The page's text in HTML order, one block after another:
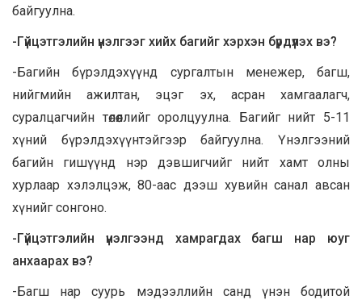
байгуулна.
-Гүйцэтгэлийн үнэлгээг хийх багийг хэрхэн бүрдүүлэх вэ?
-Багийн бүрэлдэхүүнд сургалтын менежер, багш,
нийгмийн ажилтан, эцэг эх, асран хамгаалагч,
суралцагчийн төлөөллийг оролцуулна. Багийг нийт 5-11
хүний бүрэлдэхүүнтэйгээр байгуулна. Үнэлгээний
багийн гишүүнд нэр дэвшигчийг нийт хамт олны
хурлаар хэлэлцэж, 80-аас дээш хувийн санал авсан
хүнийг сонгоно.
-Гүйцэтгэлийн үнэлгээнд хамрагдах багш нар юуг
анхаарах вэ?
-Багш нар суурь мэдээллийн санд үнэн бодитой